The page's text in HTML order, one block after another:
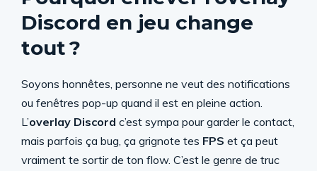
Discord en jeu change
tout ?
Soyons honnêtes, personne ne veut des notifications
ou fenêtres pop-up quand il est en pleine action.
L’overlay Discord c’est sympa pour garder le contact,
mais parfois ça bug, ça grignote tes FPS et ça peut
vraiment te sortir de ton flow. C’est le genre de truc